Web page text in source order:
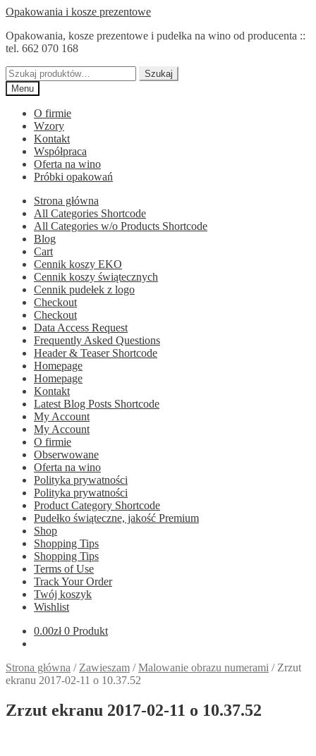
Przejdź
nawigacji
Przejdź
treści
Opakowania i kosze prezentowe
Opakowania, kosze prezentowe i pudełka na wino od producenta ::
tel. 662 070 168
Szukaj:
Szukaj
Menu
O firmie
Wzory
Kontakt
Współpraca
Oferta na wino
Próbki opakowań
Strona główna
All Categories Shortcode
All Categories w/o Products Shortcode
Blog
Cart
Cennik koszy EKO
Cennik koszy świątecznych
Cennik pudełek z logo
Checkout
Checkout
Data Access Request
Frequently Asked Questions
Header & Teaser Shortcode
Homepage
Homepage
Kontakt
Latest Blog Posts Shortcode
My Account
My Account
O firmie
Obserwowane
Oferta na wino
Polityka prywatności
Polityka prywatności
Product Category Shortcode
Pudełko świąteczne, jakość Premium
Shop
Shopping Tips
Shopping Tips
Terms of Use
Track Your Order
Twój koszyk
Wishlist
0.00zł 0 Produkt
Strona główna / Zawieszam /Malowanie obrazu numerami / Zrzut
ekranu 2017-02-11 o 10.37.52
Zrzut ekranu 2017-02-11 o 10.37.52